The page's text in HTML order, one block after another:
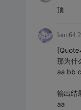
顶
lann64
那为什
aa bb
输出结
aa